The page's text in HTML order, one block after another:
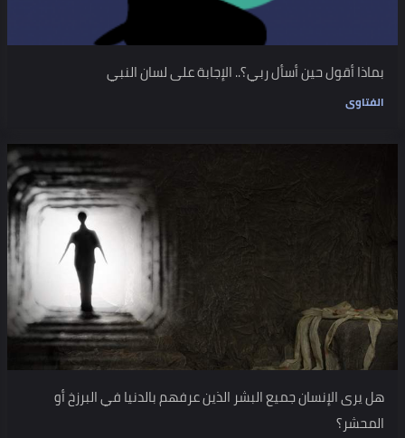
بماذا أقول حين أسأل ربي؟.. الإجابة على لسان النبي
الفتاوى
هل يرى الإنسان جميع البشر الذين عرفهم بالدنيا في البرزخ أو
المحشر؟